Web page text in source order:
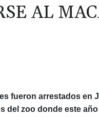
AL
fueron arrestados en
del zoo donde este